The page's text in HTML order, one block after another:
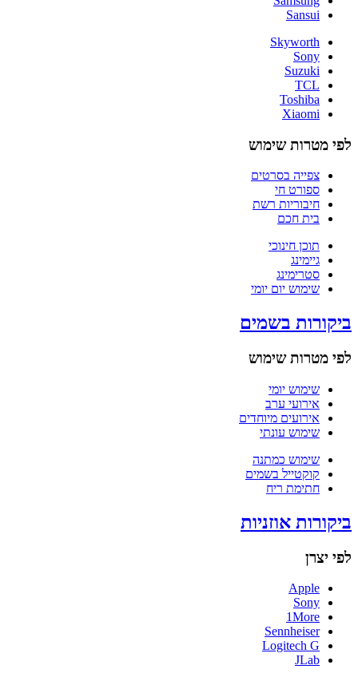
Sansui
Skyworth
Sony
Suzuki
TCL
Toshiba
Xiaomi
לפי מטרות שימוש
צפייה בסרטים
ספורט חי
חיבוריות רשת
בית חכם
תוכן חינוכי
גיימינג
סטרימינג
שימוש יום יומי
ביקורות בשמים
לפי מטרות שימוש
שימוש יומי
אירועי ערב
אירועים מיוחדים
שימוש עונתי
שימוש כמתנה
קוקטייל בשמים
חתימת ריח
ביקורות אוזניות
לפי יצרן
Apple
Sony
1More
Sennheiser
Logitech G
JLab